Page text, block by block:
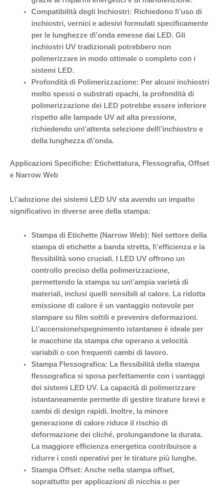
Compatibilità degli Inchiostri: Richiedono l\’uso di
inchiostri, vernici e adesivi formulati specificamente
per le lunghezze d\’onda emesse dai LED. Gli
inchiostri UV tradizionali potrebbero non
polimerizzare in modo ottimale o completo con i
sistemi LED.
Profondità di Polimerizzazione: Per alcuni inchiostri
molto spessi o substrati opachi, la profondità di
polimerizzazione dei LED potrebbe essere inferiore
rispetto alle lampade UV ad alta pressione,
richiedendo un\’attenta selezione dell\’inchiostro e
della lunghezza d\’onda.
Applicazioni Specifiche: Etichettatura, Flessografia, Offset
e Narrow Web
L\’adozione dei sistemi LED UV sta avendo un impatto
significativo in diverse aree della stampa:
Stampa di Etichette (Narrow Web): Nel settore della
stampa di etichette a banda stretta, l\’efficienza e la
flessibilità sono cruciali. I LED UV offrono un
controllo preciso della polimerizzazione,
permettendo la stampa su un\’ampia varietà di
materiali, inclusi quelli sensibili al calore. La ridotta
emissione di calore è un vantaggio notevole per
stampare su film sottili e prevenire deformazioni.
L\’accensione/spegnimento istantaneo è ideale per
le macchine da stampa che operano a velocità
variabili o con frequenti cambi di lavoro.
Stampa Flessografica: La flessibilità della stampa
flessografica si sposa perfettamente con i vantaggi
dei sistemi LED UV. La capacità di polimerizzare
istantaneamente permette di gestire tirature brevi e
cambi di design rapidi. Inoltre, la minore
generazione di calore riduce il rischio di
deformazione dei cliché, prolungandone la durata.
La maggiore efficienza energetica contribuisce a
ridurre i costi operativi per le tirature più lunghe.
Stampa Offset: Anche nella stampa offset,
soprattutto per applicazioni di nicchia o per